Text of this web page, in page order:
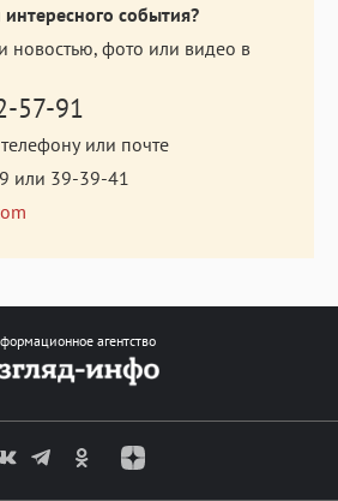
события?
новостью, фото или видео в
57-91
или почте
или 39-39-41
агентство